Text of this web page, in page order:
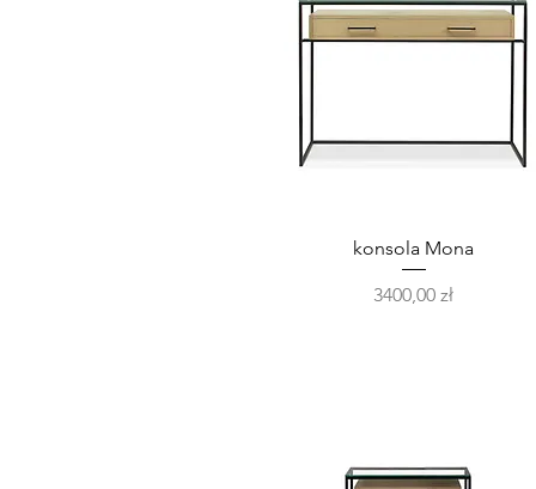
Podgląd
konsola Mona
Cena
3400,00 zł